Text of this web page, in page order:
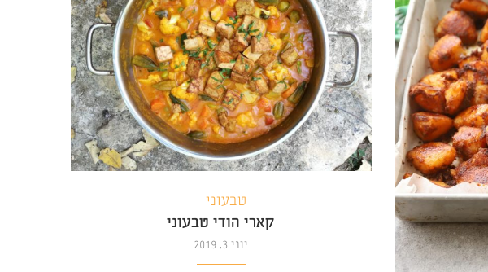
טבעוני
קארי הודי טבעוני
יוני 3, 2019